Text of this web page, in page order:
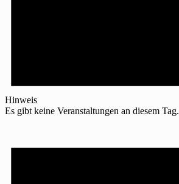
Hinweis
Es gibt keine Veranstaltungen an diesem Tag.